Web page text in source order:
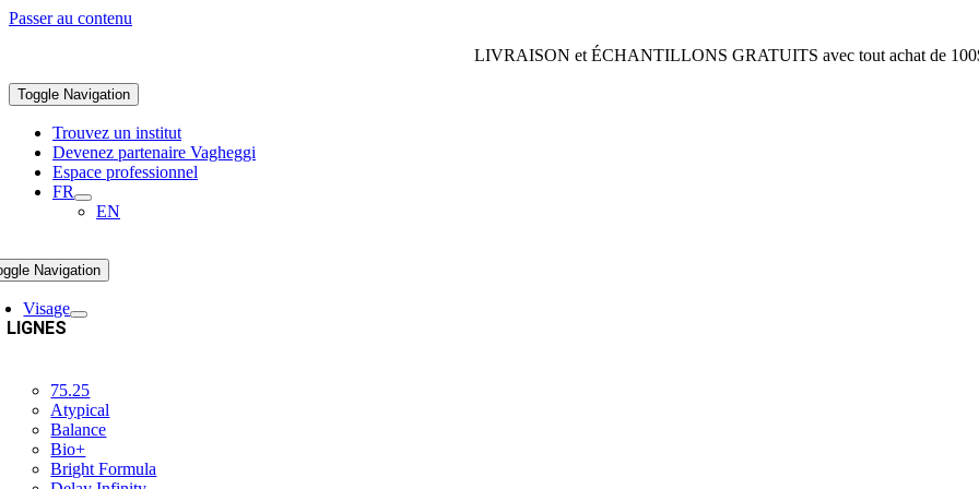
Passer au contenu
LIVRAISON et ÉCHANTILLONS GRATUITS avec tout achat de
Toggle Navigation
Trouvez un institut
Devenez partenaire Vagheggi
Espace professionnel
FR
EN
Navigation
Visage
LIGNES
75.25
Atypical
Balance
Bio+
Bright Formula